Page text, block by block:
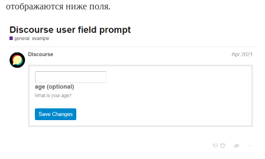
отображаются ниже поля.